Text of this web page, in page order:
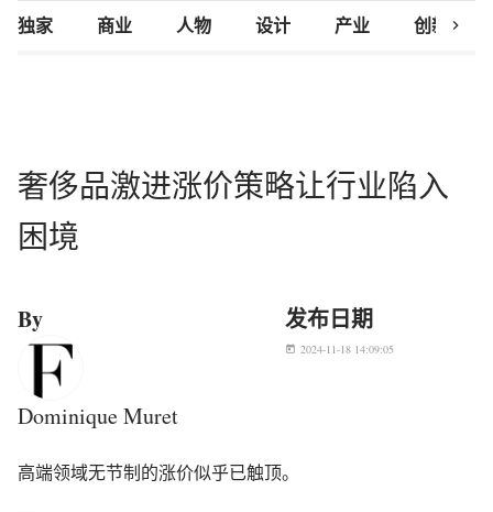
独家 商业 人物 设计 产业 创新研究
chevron_right
奢侈品激进涨价策略让行业陷入
困境
By
Dominique Muret
发布日期
today 2024-11-18 14:09:05
高端领域无节制的涨价似乎已触顶。